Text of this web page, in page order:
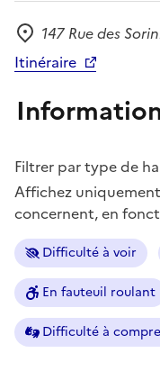
Adresse
147 Rue des
Itinéraire
Filtrer par type de
Affichez
concernent, en
Difficulté à voir
En fauteuil roulant
Difficulté à